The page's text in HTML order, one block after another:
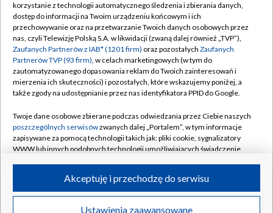
TVP
Abonament TVP
Emisja w TVP
Centrum informacji TVP
Naziemna Telewizja Cyfrowa
Rada Programowa
System NOS
Informacje o nadawcy
Program dla prasy
Regulamin TVP
Polityka prywatności
Moje zgody
Pomoc
Kontakt
Kanały
©2026 Telewizja Polska S.A. w likwidacji
korzystanie z technologii automatycznego śledzenia i zbierania danych,
dostęp do informacji na Twoim urządzeniu końcowym i ich
przechowywanie oraz na przetwarzanie Twoich danych osobowych przez
nas, czyli Telewizję Polską S.A. w likwidacji (zwaną dalej również „TVP”),
Zaufanych Partnerów z IAB* (1201 firm) oraz pozostałych Zaufanych
Partnerów TVP (93 firm), w celach marketingowych (w tym do
zautomatyzowanego dopasowania reklam do Twoich zainteresowań i
mierzenia ich skuteczności) i pozostałych, które wskazujemy poniżej, a
także zgody na udostępnianie przez nas identyfikatora PPID do Google.
Twoje dane osobowe zbierane podczas odwiedzania przez Ciebie naszych
poszczególnych serwisówzwanych dalej „Portalem”, w tym informacje
zapisywane za pomocą technologii takich jak: pliki cookie, sygnalizatory
WWW lub innych podobnych technologii umożliwiających świadczenie
ruchu w Internecie.
Twoje dane osobowe zbierane podczas odwiedzania przez Ciebie
Ustawienia zaawansowane
Akceptuję i przechodzę do serwisu